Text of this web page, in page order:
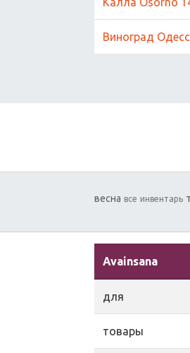
Виноград
весна все инвентарь
Avainsana
для
товары